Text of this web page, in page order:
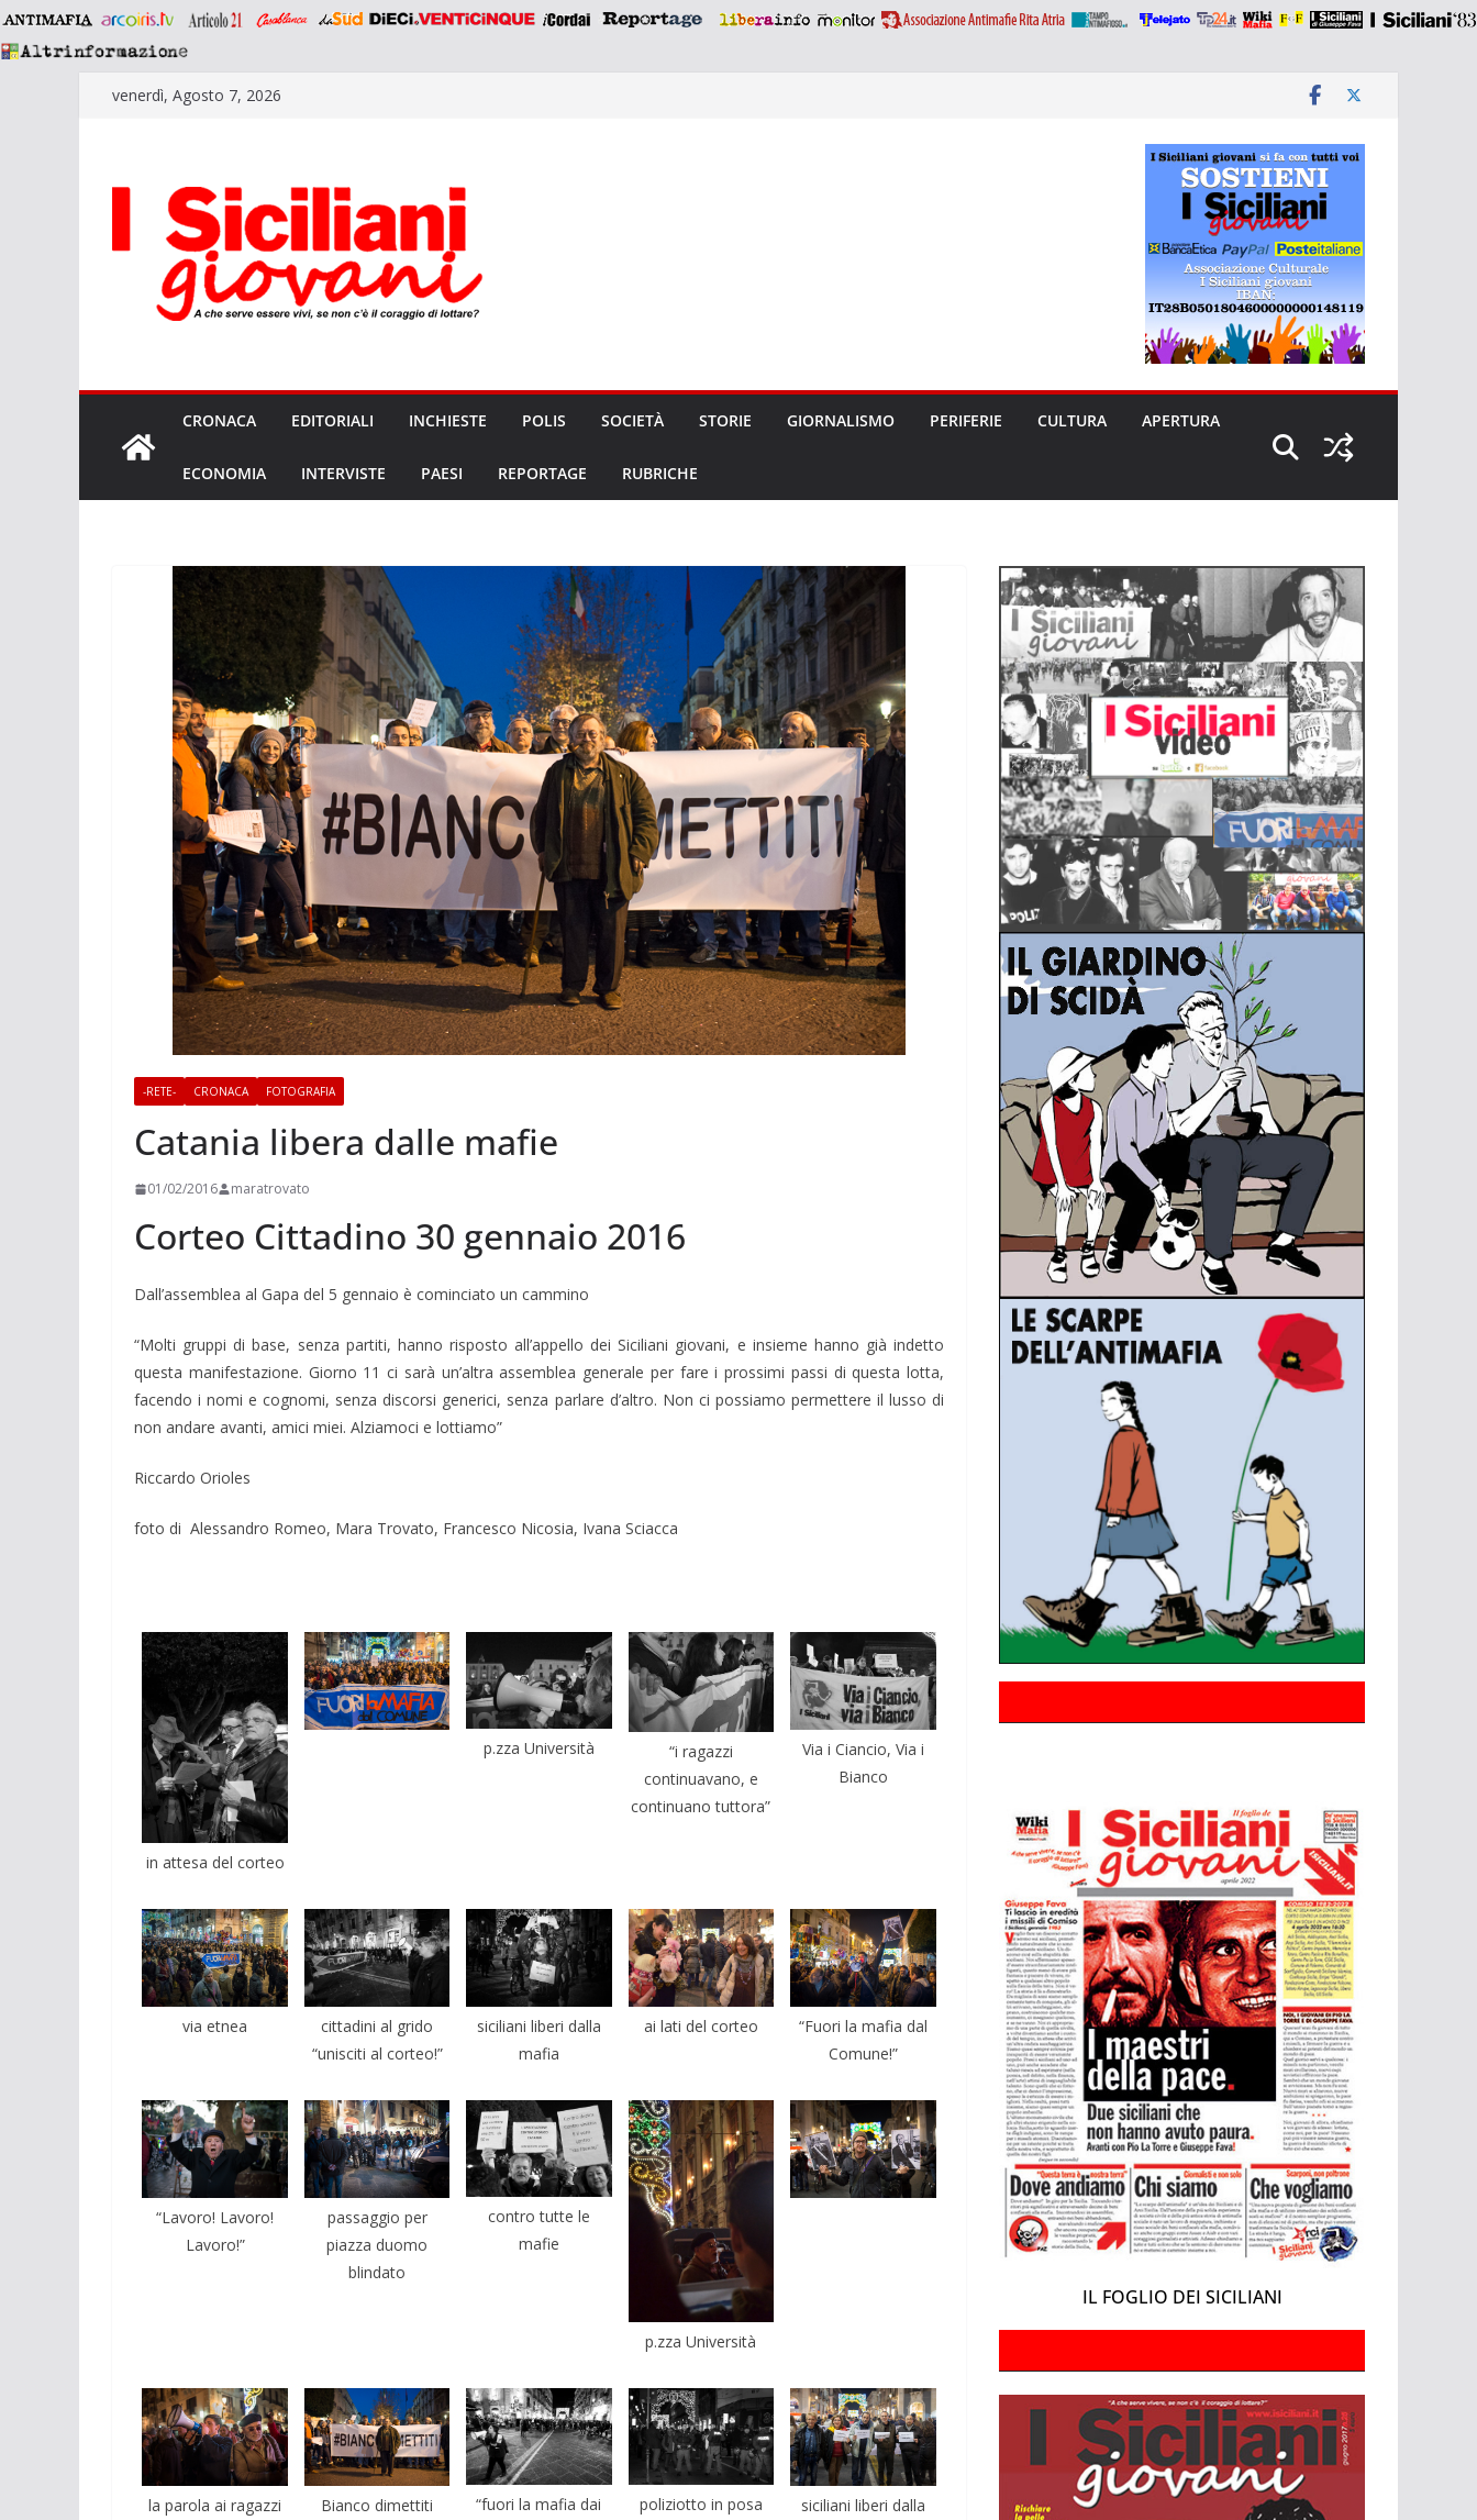
Saltavenerdì, Agosto 7, 2026
CRONACA EDITORIALI INCHIESTE POLIS SOCIETÀ STORIE GIORNALISMO PERIFERIE CULTURA APERTURA
ECONOMIA INTERVISTE PAESI REPORTAGE RUBRICHE
-RETE- CRONACA FOTOGRAFIA
Catania libera dalle mafie
01/02/2016 maratrovato
Corteo Cittadino 30 gennaio 2016
Dall’assemblea al Gapa del 5 gennaio è cominciato un cammino
“Molti gruppi di base, senza partiti, hanno risposto all’appello dei Siciliani giovani, e insieme hanno già indetto
questa manifestazione. Giorno 11 ci sarà un’altra assemblea generale per fare i prossimi passi di questa lotta,
facendo i nomi e cognomi, senza discorsi generici, senza parlare d’altro. Non ci possiamo permettere il lusso di
non andare avanti, amici miei. Alziamoci e lottiamo”
Riccardo Orioles
foto di Alessandro Romeo, Mara Trovato, Francesco Nicosia, Ivana Sciacca
in attesa del corteo
p.zza Università
“i ragazzi
continuavano, e
continuano tuttora”
Via i Ciancio, Via i
Bianco
via etnea
cittadini al grido
“unisciti al corteo!”
siciliani liberi dalla
mafia
ai lati del corteo
“Fuori la mafia dal
Comune!”
“Lavoro! Lavoro!
Lavoro!”
passaggio per
piazza duomo
blindato
contro tutte le
mafie
p.zza Università
la parola ai ragazzi Bianco dimettiti
“fuori la mafia dai
poliziotto in posa
siciliani liberi dalla
IL FOGLIO DEI SICILIANI